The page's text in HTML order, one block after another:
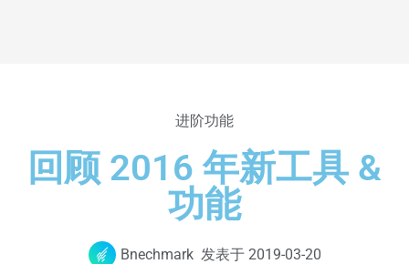
进阶功能
回顾 2016 年新工具 &
功能
Bnechmark 发表于 2019-03-20